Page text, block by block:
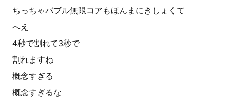
ちっちゃバブル無限コアもほんまにきしょくて
へえ
4秒で割れて3秒で
割れますね
概念すぎる
概念すぎるな